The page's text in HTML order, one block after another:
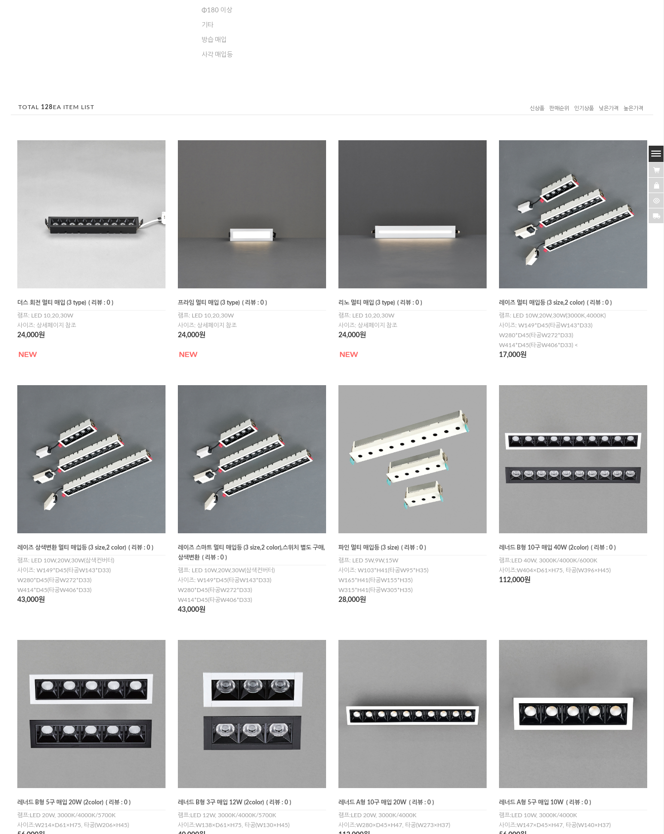
Φ180 이상
기타
방습 매입
사각 매입등
TOTAL 128EA ITEM LIST 신상품 판매순위 인기상품 낮은가격 높은가격
더스 회전 멀티 매입 (3 type) ( 리뷰 : 0 )
램프: LED 10,20,30W
사이즈: 상세페이지 참조
24,000원
프라임 멀티 매입 (3 type) ( 리뷰 : 0 )
램프: LED 10,20,30W
사이즈: 상세페이지 참조
24,000원
리노 멀티 매입 (3 type) ( 리뷰 : 0 )
램프: LED 10,20,30W
사이즈: 상세페이지 참조
24,000원
레이즈 멀티 매입등 (3 size,2 color) ( 리뷰 : 0 )
램프: LED 10W,20W,30W(3000K,4000K)
사이즈: W149*D45(타공W143*D33)
W280*D45(타공W272*D33)
W414*D45(타공W406*D33) <
17,000원
레이즈 삼색변환 멀티 매입등 (3 size,2 color) ( 리뷰 : 0 )
램프: LED 10W,20W,30W(삼색컨버터)
사이즈: W149*D45(타공W143*D33)
W280*D45(타공W272*D33)
W414*D45(타공W406*D33)
43,000원
레이즈 스마트 멀티 매입등 (3 size,2 color),스위치 별도 구매,
삼색변환 ( 리뷰 : 0 )
램프: LED 10W,20W,30W(삼색컨버터)
사이즈: W149*D45(타공W143*D33)
W280*D45(타공W272*D33)
W414*D45(타공W406*D33)
43,000원
파인 멀티 매입등 (3 size) ( 리뷰 : 0 )
램프: LED 5W,9W,15W
사이즈: W103*H41(타공W95*H35)
W165*H41(타공W155*H35)
W315*H41(타공W305*H35)
28,000원
레너드 B형 10구 매입 40W (2color) ( 리뷰 : 0 )
램프:LED 40W, 3000K/4000K/6000K
사이즈:W404×D61×H75, 타공(W396×H45)
112,000원
레너드 B형 5구 매입 20W (2color) ( 리뷰 : 0 )
램프:LED 20W, 3000K/4000K/5700K
사이즈:W214×D61×H75, 타공(W206×H45)
레너드 B형 3구 매입 12W (2color) ( 리뷰 : 0 )
램프:LED 12W, 3000K/4000K/5700K
사이즈:W138×D61×H75, 타공(W130×H45)
레너드 A형 10구 매입 20W ( 리뷰 : 0 )
램프:LED 20W, 3000K/4000K
사이즈:W280×D45×H47, 타공(W273×H37)
레너드 A형 5구 매입 10W ( 리뷰 : 0 )
램프:LED 10W, 3000K/4000K
사이즈:W147×D45×H47, 타공(W140×H37)